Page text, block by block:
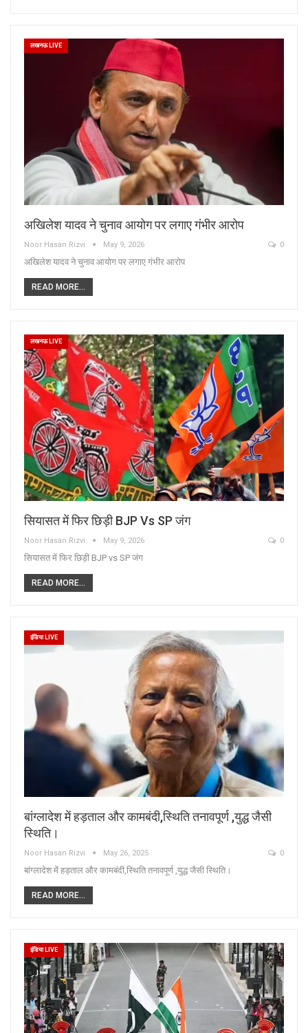
लखनऊ LIVE
अखिलेश यादव ने चुनाव आयोग पर लगाए गंभीर आरोप
Noor Hasan Rizvi May 9, 2026 0
अखिलेश यादव ने चुनाव आयोग पर लगाए गंभीर आरोप
READ MORE...
लखनऊ LIVE
सियासत में फिर छिड़ी BJP Vs SP जंग
Noor Hasan Rizvi May 9, 2026 0
सियासत में फिर छिड़ी BJP vs SP जंग
READ MORE...
इंडिया LIVE
बांग्लादेश में हड़ताल और कामबंदी,स्थिति तनावपूर्ण ,युद्ध जैसी
स्थिति।
Noor Hasan Rizvi May 26, 2025 0
बांग्लादेश में हड़ताल और कामबंदी,स्थिति तनावपूर्ण ,युद्ध जैसी स्थिति।
READ MORE...
इंडिया LIVE